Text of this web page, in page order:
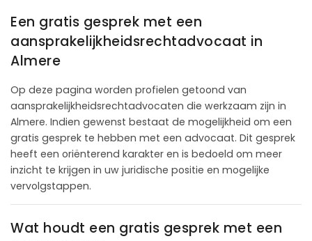
Een gratis gesprek met een
aansprakelijkheidsrechtadvocaat in
Almere
Op deze pagina worden profielen getoond van
aansprakelijkheidsrechtadvocaten die werkzaam zijn in
Almere. Indien gewenst bestaat de mogelijkheid om een
gratis gesprek te hebben met een advocaat. Dit gesprek
heeft een oriënterend karakter en is bedoeld om meer
inzicht te krijgen in uw juridische positie en mogelijke
vervolgstappen.
Wat houdt een gratis gesprek met een